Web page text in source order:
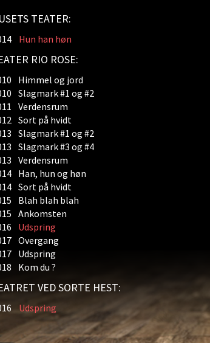
TEATER:
Hun han høn
RIO ROSE:
Himmel og jord
Slagmark #1 og #2
Verdensrum
Sort på hvidt
Slagmark #1 og #2
Slagmark #3 og #4
Verdensrum
Han, hun og høn
Sort på hvidt
Blah blah blah
Ankomsten
Udspring
Overgang
Udspring
Kom du ?
VED SORTE HEST:
Udspring